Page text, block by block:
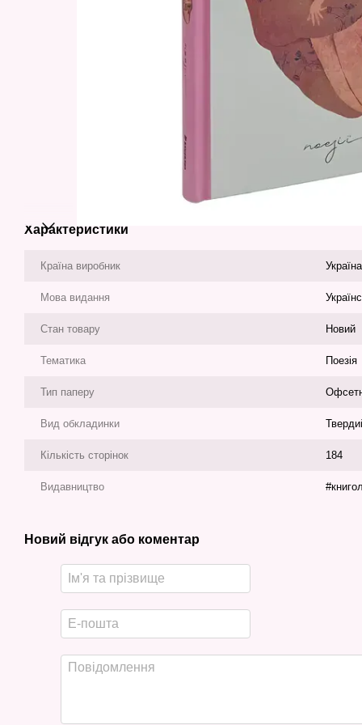
Характеристики
Країна виробник Україна
Мова видання
Стан товару Новий
Тематика Поезія
Тип паперу
Вид обкладинки
Кількість сторінок 184
Видавництво
Новий відгук або коментар